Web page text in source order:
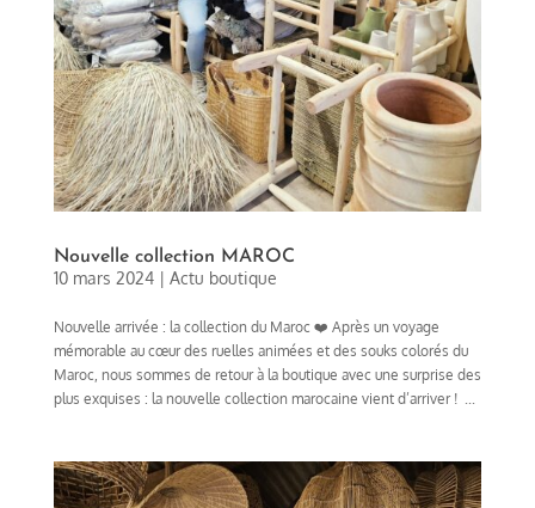
Nouvelle collection MAROC
10 mars 2024| Actu boutique
Nouvelle arrivée : la collection du Maroc ❤️ Après un voyage
mémorable au cœur des ruelles animées et des souks colorés du
Maroc, nous sommes de retour à la boutique avec une surprise des
plus exquises : la nouvelle collection marocaine vient d’arriver ! ...